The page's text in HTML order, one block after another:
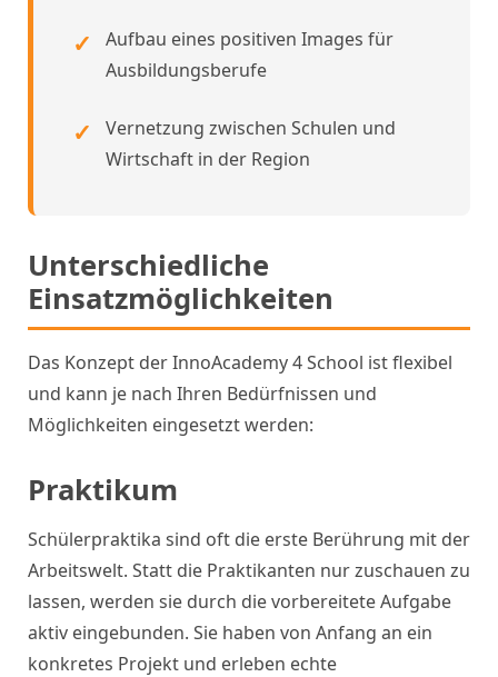
Aufbau eines positiven Images für
Ausbildungsberufe
Vernetzung zwischen Schulen und
Wirtschaft in der Region
Unterschiedliche
Einsatzmöglichkeiten
Das Konzept der InnoAcademy 4 School ist flexibel
und kann je nach Ihren Bedürfnissen und
Möglichkeiten eingesetzt werden:
Praktikum
Schülerpraktika sind oft die erste Berührung mit der
Arbeitswelt. Statt die Praktikanten nur zuschauen zu
lassen, werden sie durch die vorbereitete Aufgabe
aktiv eingebunden. Sie haben von Anfang an ein
konkretes Projekt und erleben echte